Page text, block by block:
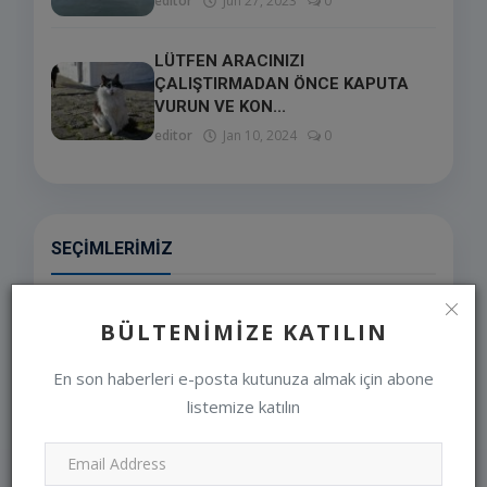
BÜLTENIMIZE KATILIN
En son haberleri e-posta kutunuza almak için abone
listemize katılın
LÜTFEN ARACINIZI
ÇALIŞTIRMADAN ÖNCE KAPUTA
VURUN VE KON...
editor Jan 10, 2024 0
SEÇIMLERIMIZ